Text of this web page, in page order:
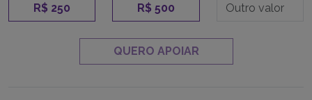
R$ 250 R$ 500
QUERO APOIAR